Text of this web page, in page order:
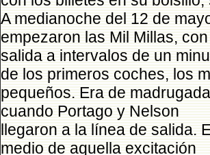
A medianoche del 12 de
empezaron las Mil Millas,
salida a intervalos de un
de los primeros coches, los
pequeños. Era de madrugada
cuando Portago y Nelson
llegaron a la línea de salida.
medio de aquella excitación